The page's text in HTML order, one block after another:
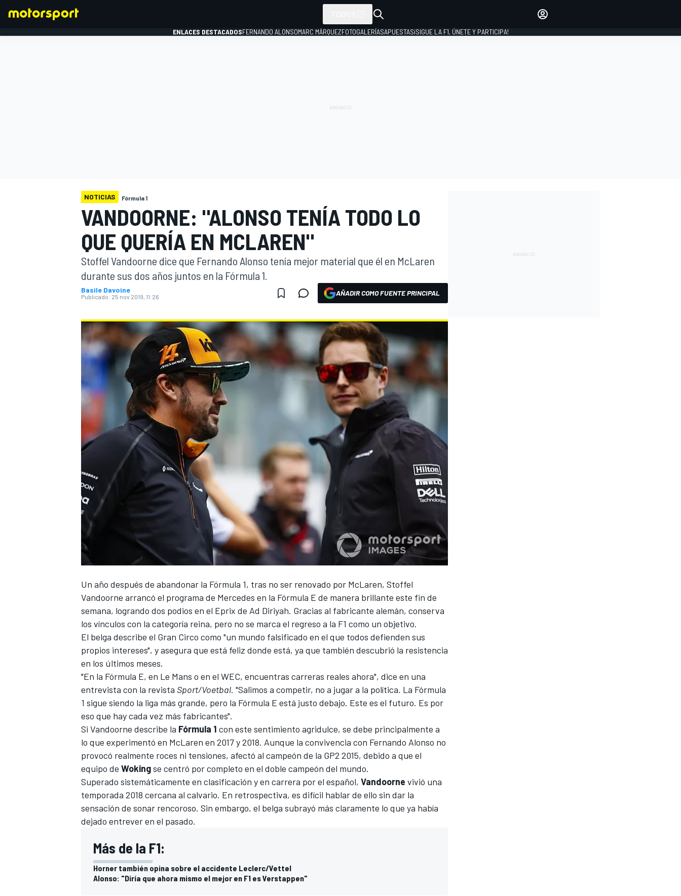
INDYCAR
WEC FÓRMULA E
ENLACES DESTACADOSFERNANDO ALONSOMARC MÁRQUEZFOTOGALERÍASAPUESTAS¡SIGUE LA F1, ÚNETE Y PARTICIPA!
NOTICIAS Fórmula 1
VANDOORNE: "ALONSO TENÍA TODO LO
QUE QUERÍA EN MCLAREN"
Stoffel Vandoorne dice que Fernando Alonso tenía mejor material que él en McLaren
durante sus dos años juntos en la Fórmula 1.
Basile Davoine
Publicado: 25 nov 2019, 11:26 AÑADIR COMO FUENTE PRINCIPAL
Un año después de abandonar la Fórmula 1, tras no ser renovado por McLaren, Stoffel
Vandoorne arrancó el programa de Mercedes en la Fórmula E de manera brillante este fin de
semana, logrando dos podios en el Eprix de Ad Diriyah. Gracias al fabricante alemán, conserva
los vínculos con la categoría reina, pero no se marca el regreso a la F1 como un objetivo.
El belga describe el Gran Circo como "un mundo falsificado en el que todos defienden sus
propios intereses", y asegura que está feliz donde está, ya que también descubrió la resistencia
en los últimos meses.
"En la Fórmula E, en Le Mans o en el WEC, encuentras carreras reales ahora", dice en una
entrevista con la revista Sport/Voetbal. "Salimos a competir, no a jugar a la política. La Fórmula
1 sigue siendo la liga más grande, pero la Fórmula E está justo debajo. Este es el futuro. Es por
eso que hay cada vez más fabricantes".
Si Vandoorne describe la Fórmula 1 con este sentimiento agridulce, se debe principalmente a
lo que experimentó en McLaren en 2017 y 2018. Aunque la convivencia con Fernando Alonso no
provocó realmente roces ni tensiones, afectó al campeón de la GP2 2015, debido a que el
equipo de Wokingse centró por completo en el doble campeón del mundo.
Superado sistemáticamente en clasificación y en carrera por el español, Vandoorne vivió una
temporada 2018 cercana al calvario. En retrospectiva, es difícil hablar de ello sin dar la
sensación de sonar rencoroso. Sin embargo, el belga subrayó más claramente lo que ya había
dejado entrever en el pasado.
Más de la F1:
Horner también opina sobre el accidente Leclerc/Vettel
Alonso: "Diría que ahora mismo el mejor en F1 es Verstappen"